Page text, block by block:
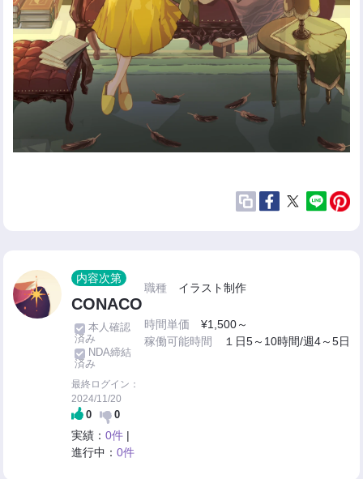
内容次第
CONACO
本人確認
済み
NDA締結
済み
最終ログイン：
2024/11/20
0 0
実績：0件 |
進行中：0件
職種 イラスト制作
時間単価 ¥1,500～
稼働可能時間
１日5～10時間/週4～5日